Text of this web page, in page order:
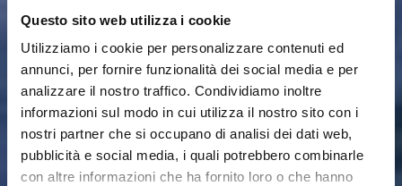
Questo sito web utilizza i cookie
Utilizziamo i cookie per personalizzare contenuti ed
annunci, per fornire funzionalità dei social media e per
analizzare il nostro traffico. Condividiamo inoltre
informazioni sul modo in cui utilizza il nostro sito con i
nostri partner che si occupano di analisi dei dati web,
pubblicità e social media, i quali potrebbero combinarle
con altre informazioni che ha fornito loro o che hanno